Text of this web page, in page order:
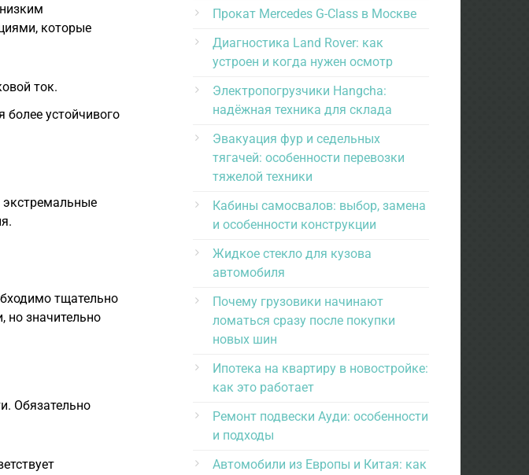
которые
ток.
более устойчивого
экстремальные
тщательно
но значительно
Обязательно
Прокат Mercedes G-Class в Москве
Диагностика Land Rover: как
устроен и когда нужен осмотр
Электропогрузчики Hangcha:
надёжная техника для склада
Эвакуация фур и седельных
тягачей: особенности перевозки
тяжелой техники
Кабины самосвалов: выбор, замена
и особенности конструкции
Жидкое стекло для кузова
автомобиля
Почему грузовики начинают
ломаться сразу после покупки
новых шин
Ипотека на квартиру в новостройке:
как это работает
Ремонт подвески Ауди: особенности
и подходы
Автомобили из Европы и Китая: как